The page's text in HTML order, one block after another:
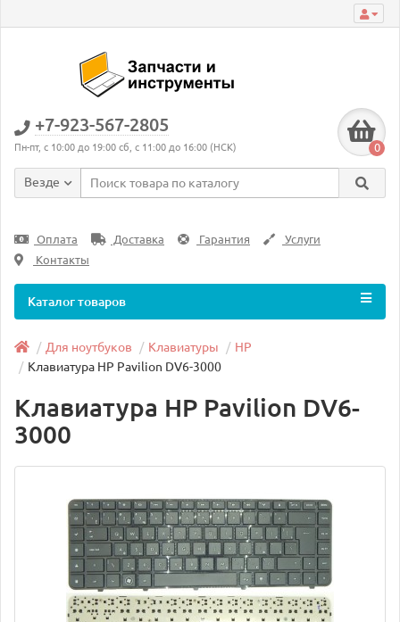
+7-923-567-2805
Пн-пт, с 10:00 до 19:00 сб, с 11:00 до 16:00 (НСК) 0
Везде
Оплата Доставка Гарантия
Услуги
Контакты
Каталог товаров
Для ноутбуков Клавиатуры
HP
Клавиатура HP Pavilion DV6-3000
Клавиатура HP Pavilion DV6-
3000